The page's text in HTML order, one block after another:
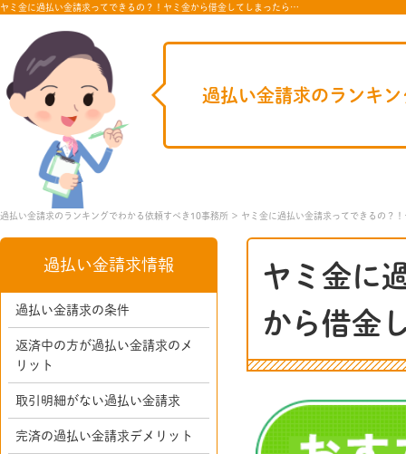
ヤミ金に過払い金請求ってできるの？！ヤミ金から借金してしまったら…
過払い金請求のランキ
過払い金請求のランキングでわかる依頼すべき10事務所 ヤミ金に過払い金請求ってできるの？
ヤミ金に
から借金
過払い金請求情報
過払い金請求の条件
返済中の方が過払い金請求のメ
リット
取引明細がない過払い金請求
完済の過払い金請求デメリット